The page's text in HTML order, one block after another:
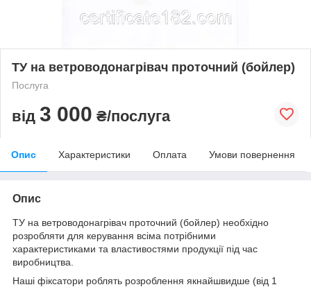
ТУ на ветроводонагрівач проточний (бойлер)
Послуга
від 3 000 ₴/послуга
Опис Характеристики Оплата Умови повернення
Опис
ТУ на ветроводонагрівач проточний (бойлер) необхідно
розробляти для керування всіма потрібними
характеристиками та властивостями продукції під час
виробництва.
Наші фіксатори роблять розроблення якнайшвидше (від 1